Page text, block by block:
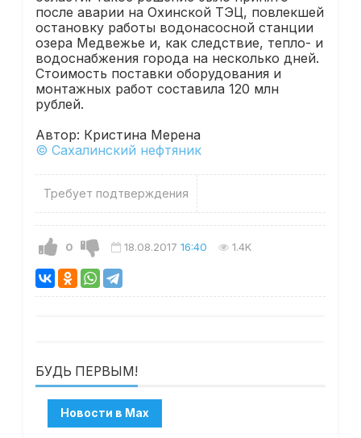
после аварии на Охинской ТЭЦ, повлекшей
остановку работы водонасосной станции
озера Медвежье и, как следствие, тепло- и
водоснабжения города на несколько дней.
Стоимость поставки оборудования и
монтажных работ составила 120 млн
рублей.
Автор: Кристина Мерена
© Сахалинский нефтяник
Требует подтверждения
0 18.08.2017 16:40 1.4K
БУДЬ ПЕРВЫМ!